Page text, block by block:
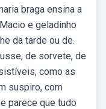
braga ensina a
e geladinho
da tarde ou de.
de sorvete, de
como as
suspiro, com
parece que tudo